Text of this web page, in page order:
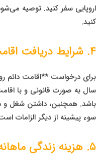
اروپایی سفر کنید. توصیه
کنید.
۴. شرایط دریافت اقامت دائم رومانی چیست؟
سال به صورت قانونی و با
باشد. همچنین، داشتن شغل و
سوء پیشینه از دیگر الزامات
۵. هزینه زندگی ماهانه در رومانی چقدر است؟